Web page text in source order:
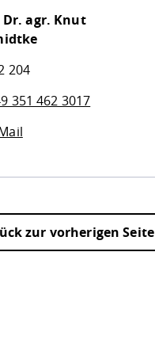
agr. Knut
204
351 462 3017
zur vorherigen Seite